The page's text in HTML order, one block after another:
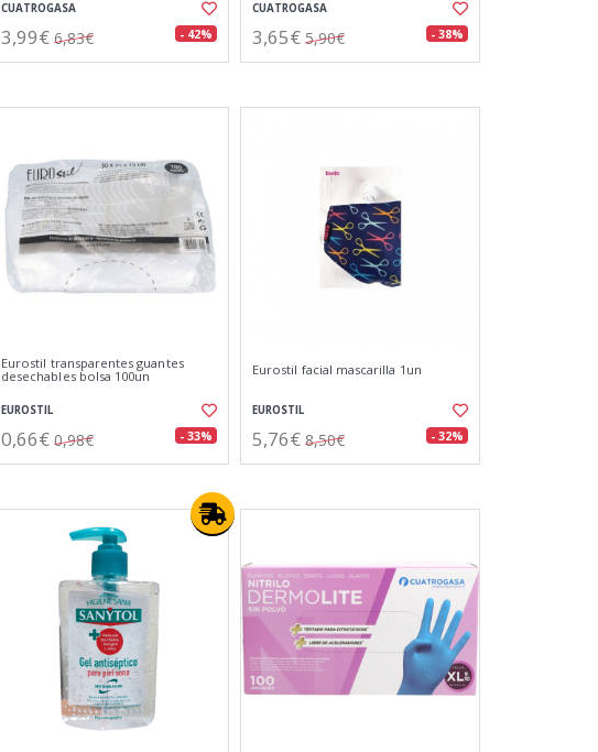
CUATROGASA
3,99€ 6,83€ - 42%
CUATROGASA
3,65€ 5,90€ - 38%
Eurostil transparentes guantes
desechables bolsa 100un
EUROSTIL
0,66€ 0,98€ - 33%
Eurostil facial mascarilla 1un
EUROSTIL
5,76€ 8,50€ - 32%